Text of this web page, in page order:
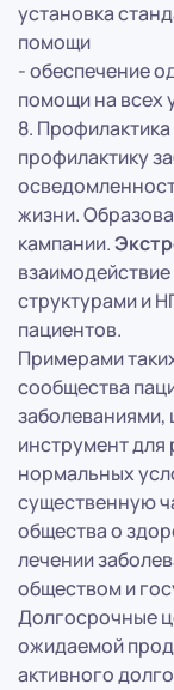
установка
помощи
- обеспечение
помощи на всех
8.
профилактику
жизни.
кампании.
структурами и
пациентов.
Примерами
сообщества
инструмент для
нормальных
существенную
общества о
лечении
обществом и
Долгосрочные
ожидаемой
активного